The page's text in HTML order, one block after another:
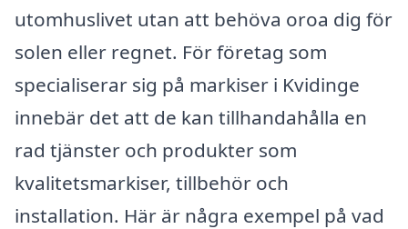
utomhuslivet utan att behöva oroa dig för
solen eller regnet. För företag som
specialiserar sig på markiser i Kvidinge
innebär det att de kan tillhandahålla en
rad tjänster och produkter som
kvalitetsmarkiser, tillbehör och
installation. Här är några exempel på vad